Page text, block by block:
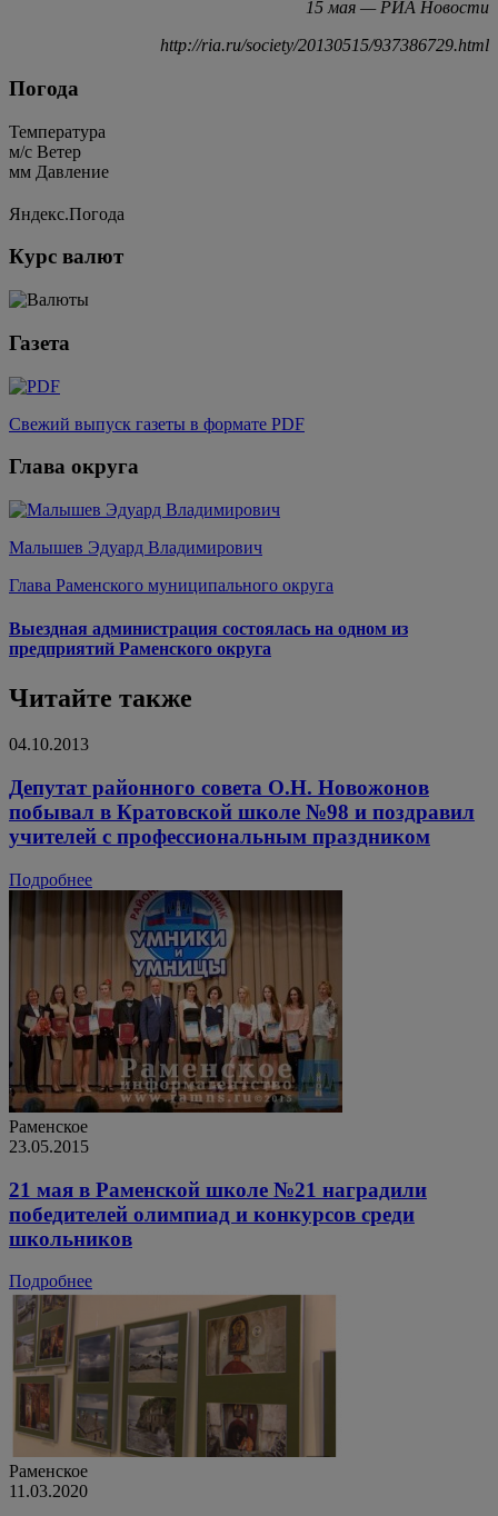
15 мая — РИА Новости
http://ria.ru/society/20130515/937386729.html
Погода
Температура
м/c Ветер
мм Давление
Яндекс.Погода
Курс валют
Газета
Свежий выпуск газеты в формате PDF
Глава округа
Малышев Эдуард Владимирович
Глава Раменского муниципального округа
Выездная администрация состоялась на одном из
предприятий Раменского округа
Читайте также
04.10.2013
Депутат районного совета О.Н. Новожонов
побывал в Кратовской школе №98 и поздравил
учителей с профессиональным праздником
Подробнее
Раменское
23.05.2015
21 мая в Раменской школе №21 наградили
победителей олимпиад и конкурсов среди
школьников
Подробнее
Раменское
11.03.2020